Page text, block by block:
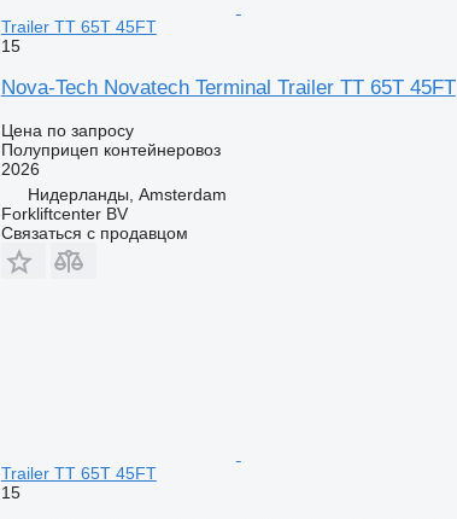
Trailer TT 65T 45FT
15
Nova-Tech Novatech Terminal Trailer TT 65T 45FT
Цена по запросу
Полуприцеп контейнеровоз
2026
Нидерланды, Amsterdam
Forkliftcenter BV
Связаться с продавцом
Trailer TT 65T 45FT
15